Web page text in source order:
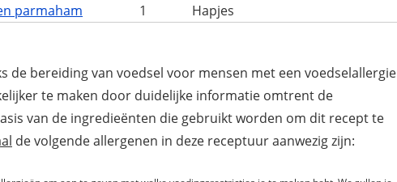
parmaham
1
Hapjes
de bereiding van voedsel voor mensen met een voedselallergie
te maken door duidelijke informatie omtrent de
van de ingredieënten die gebruikt worden om dit recept te
de volgende allergenen in deze receptuur aanwezig zijn: